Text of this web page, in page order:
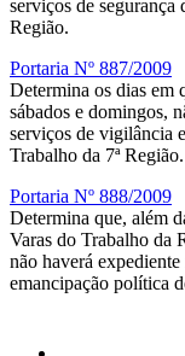
serviços de segurança
Região.
Portaria Nº 887/2009
Determina os dias em
sábados e domingos,
serviços de vigilância
Trabalho da 7ª Região.
Portaria Nº 888/2009
Determina que, além
Varas do Trabalho da
não haverá
emancipação política